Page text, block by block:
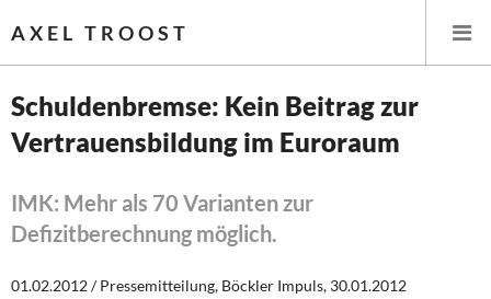
AXEL TROOST
Startseite
Themen
Leitlinien linker Wirtschafts- und Finanzpolitik
Schuldenbremse: Kein Beitrag zur
Vertrauensbildung im Euroraum
IMK: Mehr als 70 Varianten zur
Defizitberechnung möglich.
01.02.2012 / Pressemitteilung, Böckler Impuls, 30.01.2012